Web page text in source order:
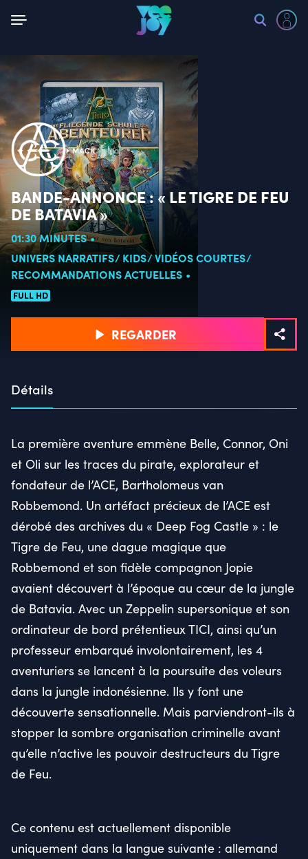
BANDE-ANNONCE : « LE TIGRE DE FEU
DE BATAVIA »
01:30 MINUTES
UNIVERS NARRATIFS KIDS VIDÉOS COURTES
RECOMMANDATIONS ACTUELLES
FULL HD
REGARDER
Détails
La première aventure emmène Belle, Connor, Oni
et Oli sur les traces du pirate, explorateur et
fondateur de l’ACE, Bartholomeus van
Robbemond. Un artéfact précieux de l’ACE est
dérobé des archives du « Deep Fog Castle » : le
Tigre de Feu, une dague magique que
Robbemond et son fidèle compagnon Jopie
avaient découvert à l’époque au cœur de la jungle
de Batavia. Avec un Zeppelin supersonique et son
ordinateur de bord prétentieux TICI, ainsi qu’un
professeur embarqué involontairement, les 4
aventuriers se lancent à la poursuite des voleurs
dans la jungle indonésienne. Ils y font une
découverte sensationnelle. Mais parviendront-ils à
stopper la sombre organisation criminelle avant
qu’elle n’active les pouvoir destructeurs du Tigre
de Feu.
Ce contenu est actuellement disponible
uniquement dans la langue suivante : allemand